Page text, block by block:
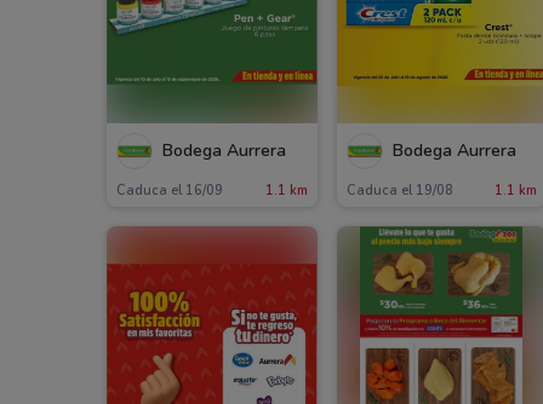
Bodega Aurrera
Caduca el 16/09 1.1 km
Bodega Aurrera
Caduca el 19/08 1.1 km